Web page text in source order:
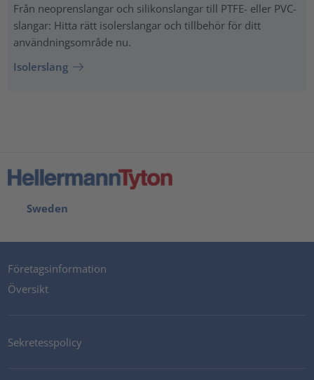
Från neoprenslangar och silikonslangar till PTFE- eller PVC-
slangar: Hitta rätt isolerslangar och tillbehör för ditt
användningsområde nu.
Isolerslang
Sweden
Företagsinformation
Översikt
Sekretesspolicy